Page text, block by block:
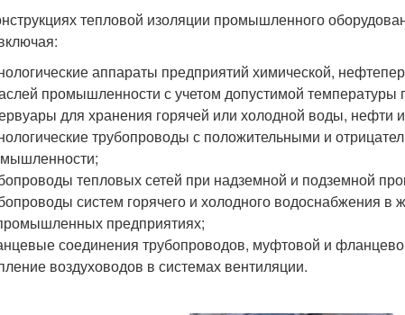
тепловой изоляции промышленного
аппараты предприятий химической,
промышленности с учетом допустимой температуры
для хранения горячей или холодной воды, нефти
трубопроводы с положительными и
тепловых сетей при надземной и подземной
систем горячего и холодного водоснабжения
предприятиях;
соединения трубопроводов, муфтовой и
воздуховодов в системах вентиляции.